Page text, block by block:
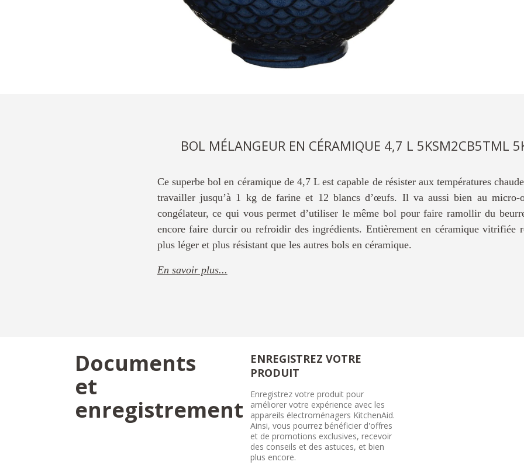
BOL MÉLANGEUR EN CÉRAMIQUE 4,7 L 5KSM2CB5TML
Ce superbe bol en céramique de 4,7 L est capable de résister aux températures
travailler jusqu’à 1 kg de farine et 12 blancs d’œufs. Il va aussi bien au micro-
congélateur, ce qui vous permet d’utiliser le même bol pour faire ramollir du
encore faire durcir ou refroidir des ingrédients. Entièrement en céramique vitrifiée
plus léger et plus résistant que les autres bols en céramique.
En savoir plus...
Documents
et
enregistrement
ENREGISTREZ VOTRE
PRODUIT
Enregistrez votre produit pour
améliorer votre expérience avec les
appareils électroménagers KitchenAid.
Ainsi, vous pourrez bénéficier d'offres
et de promotions exclusives, recevoir
des conseils et des astuces, et bien
plus encore.